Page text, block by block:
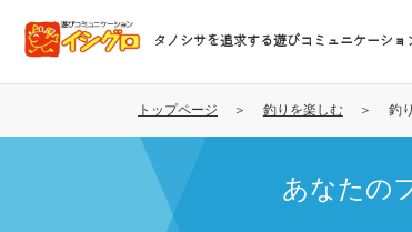
コ
テ
タノシサを追求する遊びコミュニケーショ
トップページ 釣りを楽しむ 釣
あなたの